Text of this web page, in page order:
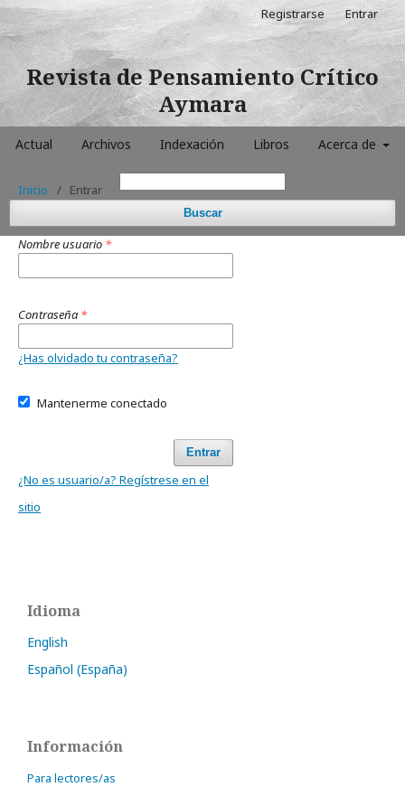
Revista de Pensamiento Crítico
Aymara
Actual Archivos Indexación Libros Acerca de
Buscar
Registrarse Entrar
Inicio / Entrar
Nombre usuario *
Contraseña *
¿Has olvidado tu contraseña?
Mantenerme conectado
Entrar
¿No es usuario/a? Regístrese en el
sitio
Idioma
English
Español (España)
Información
Para lectores/as